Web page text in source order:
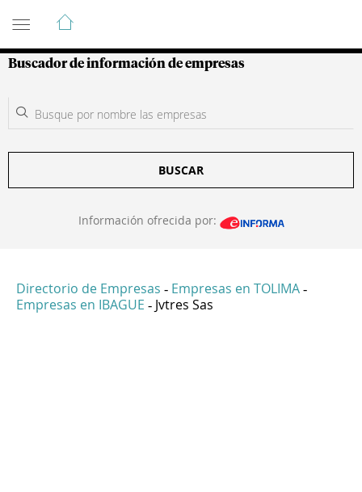
Guía de Empresas Colombianas
Buscador de información de empresas
BUSCAR
Información ofrecida por:
Directorio de Empresas - Empresas en TOLIMA -
Empresas en IBAGUE - Jvtres Sas